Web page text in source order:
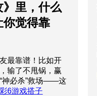
里，什么
你觉得靠
最靠谱！比如开
输了不甩锅，赢
神必杀”救场——这
彩6游戏搭子